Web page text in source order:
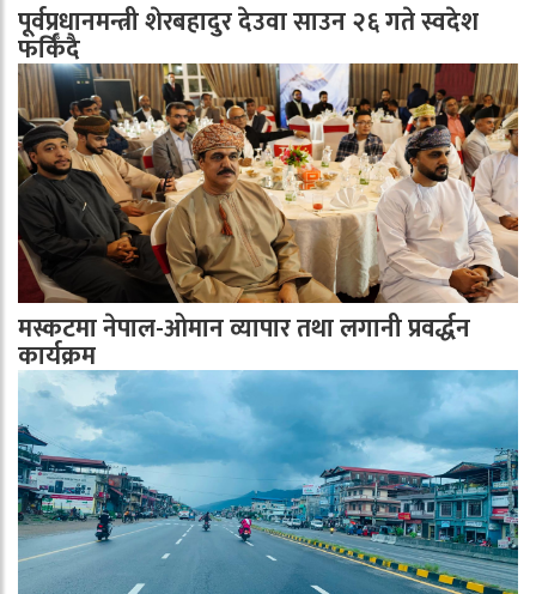
पूर्वप्रधानमन्त्री शेरबहादुर देउवा साउन २६ गते स्वदेश
फर्किँदै
मस्कटमा नेपाल-ओमान व्यापार तथा लगानी प्रवर्द्धन
कार्यक्रम